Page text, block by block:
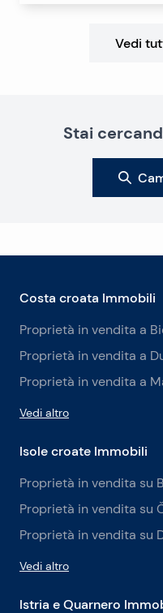
Vedi
Stai
Costa croata Immobili
Proprietà in vendita a
Proprietà in vendita a
Proprietà in vendita a
Vedi altro
Isole croate Immobili
Proprietà in vendita su
Proprietà in vendita su
Proprietà in vendita su
Vedi altro
Istria e Quarnero